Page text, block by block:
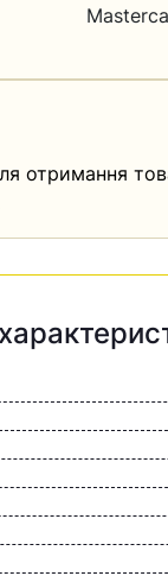
отримання